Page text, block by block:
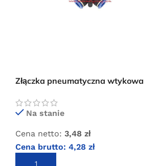
Złączka pneumatyczna wtykowa
Na stanie
Cena netto: 3,48 zł
Cena brutto: 4,28 zł
DODAJ DO KOSZYKA